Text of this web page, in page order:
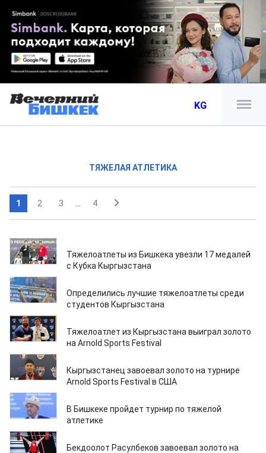
KG
ТЯЖЕЛАЯ АТЛЕТИКА
1 2 3 4
29.05.2026
Тяжелоатлеты из Бишкека увезли 17 медалей
с Кубка Кыргызстана
30.03.2026
Определились лучшие тяжелоатлеты среди
студентов Кыргызстана
12.03.2026
Тяжелоатлет из Кыргызстана выиграл золото
на Arnold Sports Festival
11.03.2026
Кыргызстанец завоевал золото на турнире
Arnold Sports Festival в США
21.12.2025
В Бишкеке пройдет турнир по тяжелой
атлетике
08.09.2025
Бекдоолот Расулбеков завоевал золото на